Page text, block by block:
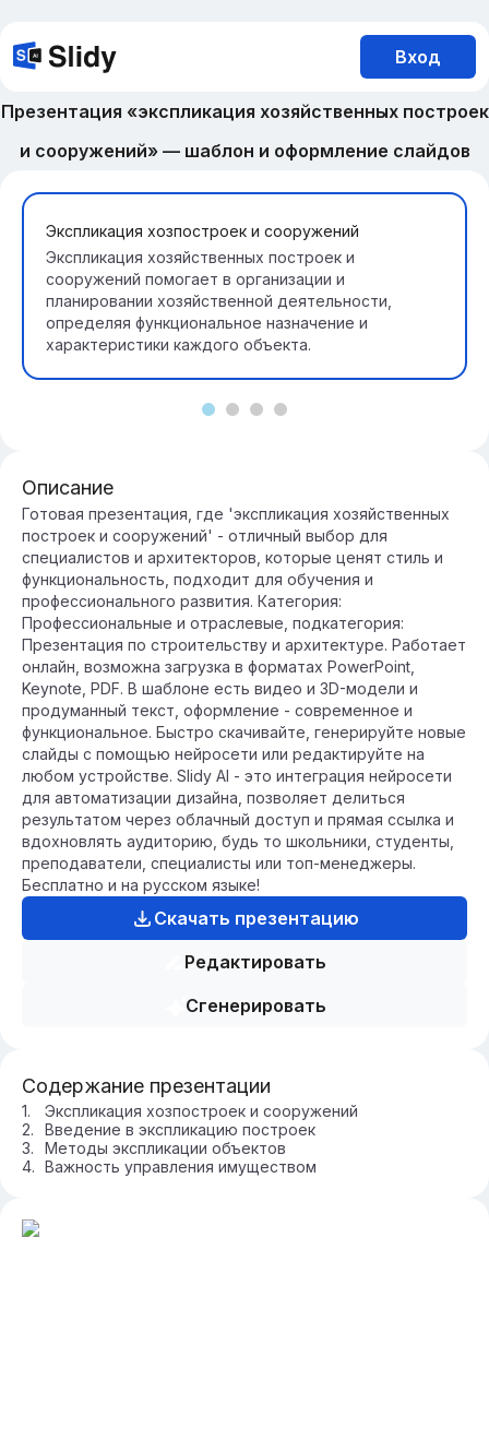
Вход
Презентация «экспликация хозяйственных построек
и сооружений» — шаблон и оформление слайдов
Экспликация хозпостроек и сооружений
Экспликация хозяйственных построек и
сооружений помогает в организации и
планировании хозяйственной деятельности,
определяя функциональное назначение и
характеристики каждого объекта.
Описание
Готовая презентация, где 'экспликация хозяйственных
построек и сооружений' - отличный выбор для
специалистов и архитекторов, которые ценят стиль и
функциональность, подходит для обучения и
профессионального развития. Категория:
Профессиональные и отраслевые, подкатегория:
Презентация по строительству и архитектуре. Работает
онлайн, возможна загрузка в форматах PowerPoint,
Keynote, PDF. В шаблоне есть видео и 3D-модели и
продуманный текст, оформление - современное и
функциональное. Быстро скачивайте, генерируйте новые
слайды с помощью нейросети или редактируйте на
любом устройстве. Slidy AI - это интеграция нейросети
для автоматизации дизайна, позволяет делиться
результатом через облачный доступ и прямая ссылка и
вдохновлять аудиторию, будь то школьники, студенты,
преподаватели, специалисты или топ-менеджеры.
Бесплатно и на русском языке!
Скачать презентацию
Редактировать
Сгенерировать
Содержание презентации
Экспликация хозпостроек и сооружений
Введение в экспликацию построек
Методы экспликации объектов
Важность управления имуществом